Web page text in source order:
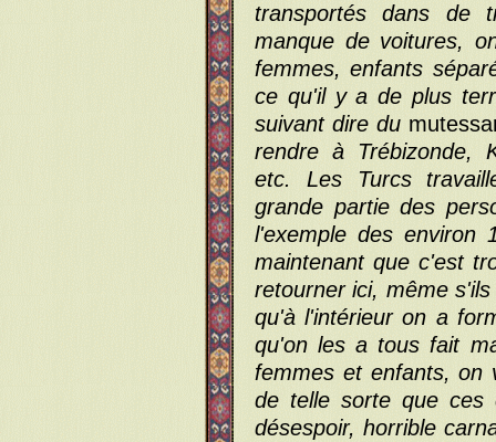
transportés dans de
manque de voitures,
femmes, enfants
ce qu'il y a de plus
suivant dire du
rendre à Trébizonde,
etc. Les Turcs
grande partie des
l'exemple des environ
maintenant que c'est
retourner ici, même
qu'à l'intérieur on a
qu'on les a tous fait
femmes et enfants, on
de telle sorte que ces
désespoir, horrible